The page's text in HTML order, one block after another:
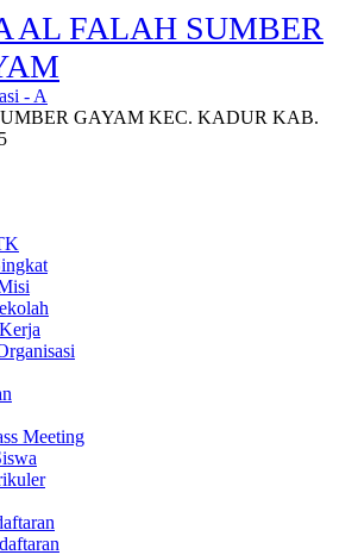
AL FALAH SUMBER
- A
GAYAM KEC. KADUR KAB.
Meeting